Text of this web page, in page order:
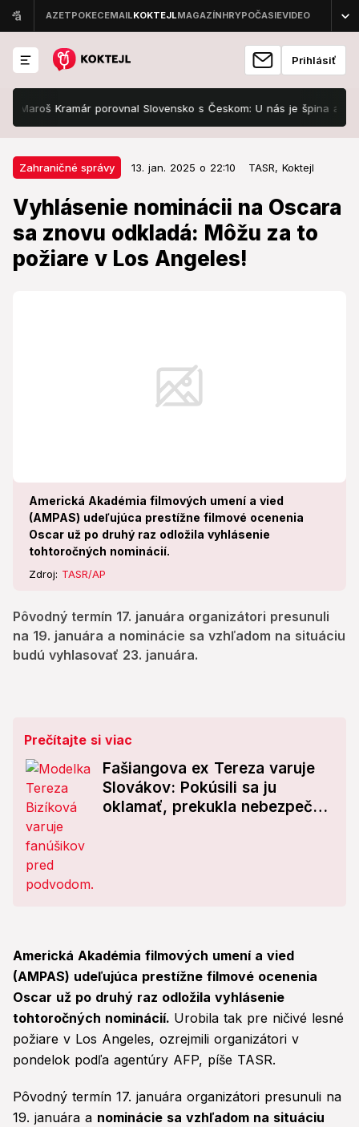
Prihlásiť
Kramár porovnal Slovensko s Českom: U nás je špina a zima, u
Zahraničné správy 13. jan. 2025 o 22:10 TASR, Koktejl
Vyhlásenie nominácii na Oscara
sa znovu odkladá: Môžu za to
požiare v Los Angeles!
Americká Akadémia filmových umení a vied
(AMPAS) udeľujúca prestížne filmové ocenenia
Oscar už po druhý raz odložila vyhlásenie
tohtoročných nominácií.
Zdroj: TASR/AP
Pôvodný termín 17. januára organizátori presunuli
na 19. januára a nominácie sa vzhľadom na situáciu
budú vyhlasovať 23. januára.
Zahraničné správy 13. jan. 2025 o 22:10
Vyhlásenie nominácii na Oscara
sa znovu odkladá: Môžu za to
požiare v Los Angeles!
Prečítajte si viac
Fašiangova ex Tereza varuje
Slovákov: Pokúsili sa ju
oklamať, prekukla nebezpečný
Americká Akadémia filmových umení a vied
(AMPAS) udeľujúca prestížne filmové ocenenia
Oscar už po druhý raz odložila vyhlásenie
tohtoročných nominácií. Urobila tak pre ničivé lesné
požiare v Los Angeles, ozrejmili organizátori v
pondelok podľa agentúry AFP, píše TASR.
Pôvodný termín 17. januára organizátori presunuli na
19. januára a nominácie sa vzhľadom na situáciu